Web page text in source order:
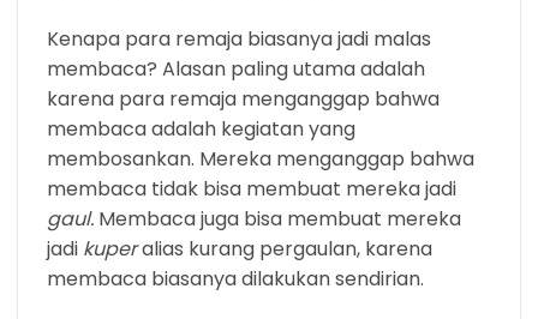
Kenapa para remaja biasanya jadi malas
membaca? Alasan paling utama adalah
karena para remaja menganggap bahwa
membaca adalah kegiatan yang
membosankan. Mereka menganggap bahwa
membaca tidak bisa membuat mereka jadi
gaul. Membaca juga bisa membuat mereka
jadi kuperalias kurang pergaulan, karena
membaca biasanya dilakukan sendirian.